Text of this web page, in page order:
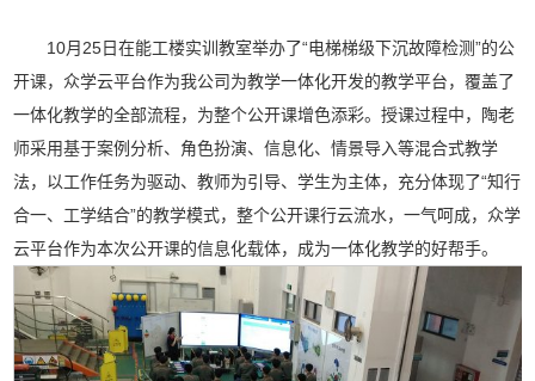
10月25日在能工楼实训教室举办了“电梯梯级下沉故障检测”的公
开课，众学云平台作为我公司为教学一体化开发的教学平台，覆盖了
一体化教学的全部流程，为整个公开课增色添彩。授课过程中，陶老
师采用基于案例分析、角色扮演、信息化、情景导入等混合式教学
法，以工作任务为驱动、教师为引导、学生为主体，充分体现了“知行
合一、工学结合”的教学模式，整个公开课行云流水，一气呵成，众学
云平台作为本次公开课的信息化载体，成为一体化教学的好帮手。